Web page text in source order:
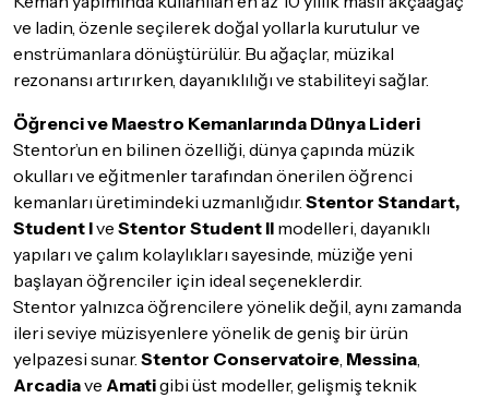
ve ladin, özenle seçilerek doğal yollarla kurutulur ve
enstrümanlara dönüştürülür. Bu ağaçlar, müzikal
rezonansı artırırken, dayanıklılığı ve stabiliteyi sağlar.
Öğrenci ve Maestro Kemanlarında Dünya Lideri
Stentor’un en bilinen özelliği, dünya çapında müzik
okulları ve eğitmenler tarafından önerilen öğrenci
kemanları üretimindeki uzmanlığıdır. Stentor Standart,
Student Ive Stentor Student II modelleri, dayanıklı
yapıları ve çalım kolaylıkları sayesinde, müziğe yeni
başlayan öğrenciler için ideal seçeneklerdir.
Stentor yalnızca öğrencilere yönelik değil, aynı zamanda
ileri seviye müzisyenlere yönelik de geniş bir ürün
yelpazesi sunar. Stentor Conservatoire, Messina,
Arcadiave Amatigibi üst modeller, gelişmiş teknik